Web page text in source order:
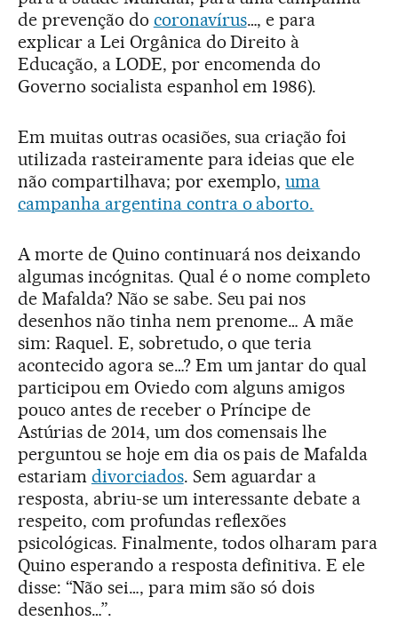
de prevenção do coronavírus…, e para
explicar a Lei Orgânica do Direito à
Educação, a LODE, por encomenda do
Governo socialista espanhol em 1986).
Em muitas outras ocasiões, sua criação foi
utilizada rasteiramente para ideias que ele
não compartilhava; por exemplo,uma
campanha argentina contra o aborto.
A morte de Quino continuará nos deixando
algumas incógnitas. Qual é o nome completo
de Mafalda? Não se sabe. Seu pai nos
desenhos não tinha nem prenome… A mãe
sim: Raquel. E, sobretudo, o que teria
acontecido agora se…? Em um jantar do qual
participou em Oviedo com alguns amigos
pouco antes de receber o Príncipe de
Astúrias de 2014, um dos comensais lhe
perguntou se hoje em dia os pais de Mafalda
estariam divorciados. Sem aguardar a
resposta, abriu-se um interessante debate a
respeito, com profundas reflexões
psicológicas. Finalmente, todos olharam para
Quino esperando a resposta definitiva. E ele
disse: “Não sei…, para mim são só dois
desenhos…”.